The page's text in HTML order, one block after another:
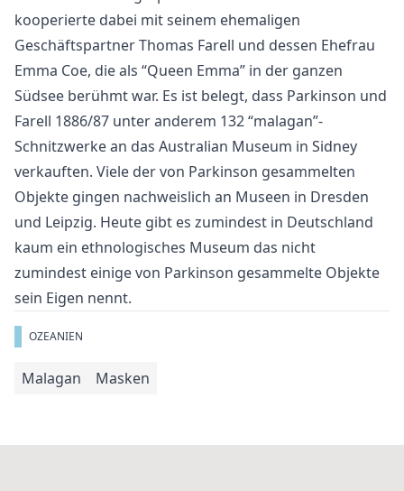
kooperierte dabei mit seinem ehemaligen
Geschäftspartner Thomas Farell und dessen Ehefrau
Emma Coe, die als “Queen Emma” in der ganzen
Südsee berühmt war. Es ist belegt, dass Parkinson und
Farell 1886/87 unter anderem 132 “malagan”-
Schnitzwerke an das Australian Museum in Sidney
verkauften. Viele der von Parkinson gesammelten
Objekte gingen nachweislich an Museen in Dresden
und Leipzig. Heute gibt es zumindest in Deutschland
kaum ein ethnologisches Museum das nicht
zumindest einige von Parkinson gesammelte Objekte
sein Eigen nennt.
OZEANIEN
Malagan Masken